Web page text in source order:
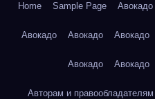
Home Sample Page Авокадо
Авокадо Авокадо Авокадо
Авокадо Авокадо
Авторам и правообладателям